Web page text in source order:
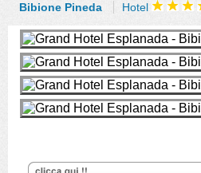
Bibione Pineda Hotel